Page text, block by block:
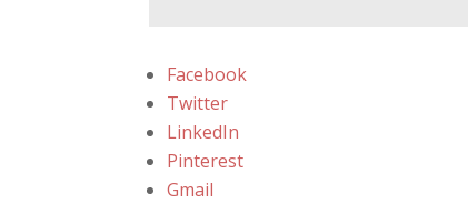
Facebook
Twitter
LinkedIn
Pinterest
Gmail